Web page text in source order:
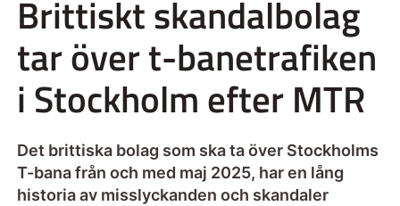
Brittiskt skandalbolag
tar över t-banetrafiken
i Stockholm efter MTR
Det brittiska bolag som ska ta över Stockholms
T-bana från och med maj 2025, har en lång
historia av misslyckanden och skandaler